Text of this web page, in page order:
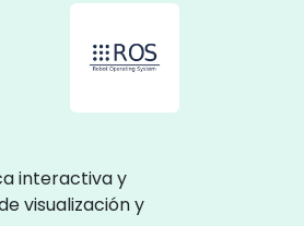
interactiva y
visualización y